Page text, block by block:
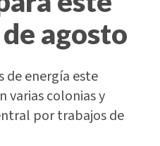
agosto
de energía este
varias colonias y
por trabajos de